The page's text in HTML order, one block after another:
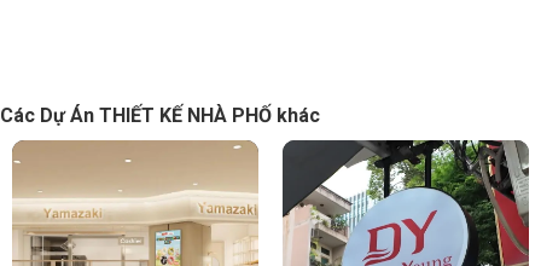
Các Dự Án THIẾT KẾ NHÀ PHỐ khác